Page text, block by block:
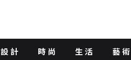
設計 時尚 生活 藝術